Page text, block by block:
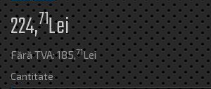
224,71Lei
Fără TVA: 185,71Lei
Cantitate